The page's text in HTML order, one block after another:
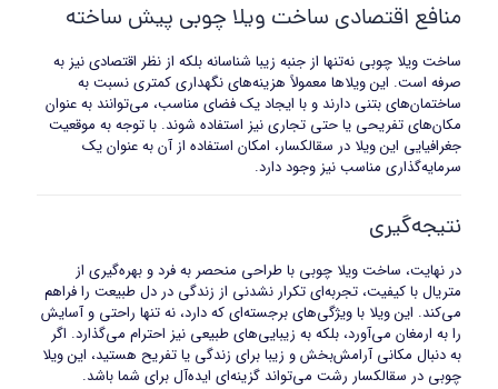
منافع اقتصادی ساخت ویلا چوبی پیش ساخته
ساخت ویلا چوبی نه‌تنها از جنبه زیبا شناسانه بلکه از نظر اقتصادی نیز به
صرفه است. این ویلاها معمولاً هزینه‌های نگهداری کمتری نسبت به
ساختمان‌های بتنی دارند و با ایجاد یک فضای مناسب، می‌توانند به عنوان
مکان‌های تفریحی یا حتی تجاری نیز استفاده شوند. با توجه به موقعیت
جغرافیایی این ویلا در سقالکسار، امکان استفاده از آن به عنوان یک
سرمایه‌گذاری مناسب نیز وجود دارد.
نتیجه‌گیری
در نهایت، ساخت ویلا چوبی با طراحی منحصر به فرد و بهره‌گیری از
متریال با کیفیت، تجربه‌ای تکرار نشدنی از زندگی در دل طبیعت را فراهم
می‌کند. این ویلا با ویژگی‌های برجسته‌ای که دارد، نه تنها راحتی و آسایش
را به ارمغان می‌آورد، بلکه به زیبایی‌های طبیعی نیز احترام می‌گذارد. اگر
به دنبال مکانی آرامش‌بخش و زیبا برای زندگی یا تفریح هستید، این ویلا
چوبی در سقالکسار رشت می‌تواند گزینه‌ای ایده‌آل برای شما باشد.